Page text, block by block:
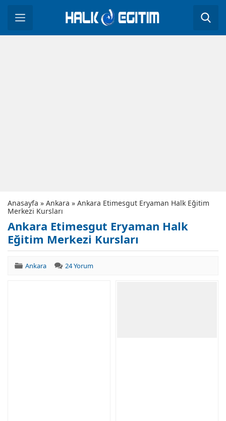
Anasayfa » Ankara » Ankara Etimesgut Eryaman Halk Eğitim
Merkezi Kursları
Ankara Etimesgut Eryaman Halk
Eğitim Merkezi Kursları
Ankara 24 Yorum